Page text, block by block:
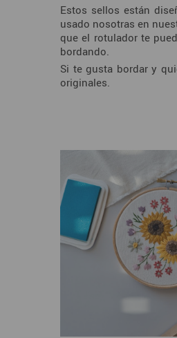
Estos sellos están
usado nosotras en
que el rotulador te
bordando.
Si te gusta bordar y
originales.